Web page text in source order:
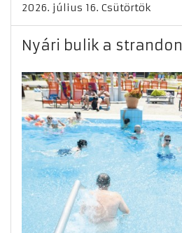
2026. július 16. Csütörtök
Nyári bulik a strandon